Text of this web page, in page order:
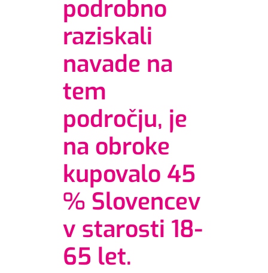
podrobno
raziskali
navade na
tem
področju, je
na obroke
kupovalo 45
% Slovencev
v starosti 18-
65 let.